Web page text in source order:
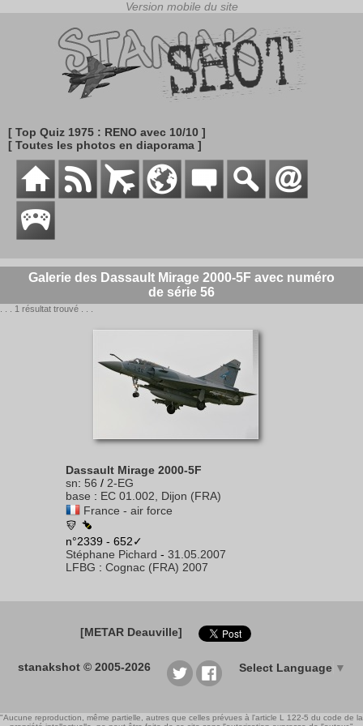
[ Top Quiz 1975 : RENO avec 10/10 ]
[ Toutes les photos en diaporama ]
Galerie des Dassault Mirage 2000-5F avec numéro
de série 56
. . . 1 résultat trouvé . . .
Dassault Mirage 2000-5F
sn: 56 / 2-EG
base : EC 01.002, Dijon (FRA)
France - air force
n°2339 - 652✓
Stéphane Pichard - 31.05.2007
LFBG : Cognac (FRA) 2007
[METAR Deauville]
stanakshot © 2005-2026 Select Language ▼
"Aucune reproduction, même partielle, autres que celles prévues à l'article L 122-5 du code de la